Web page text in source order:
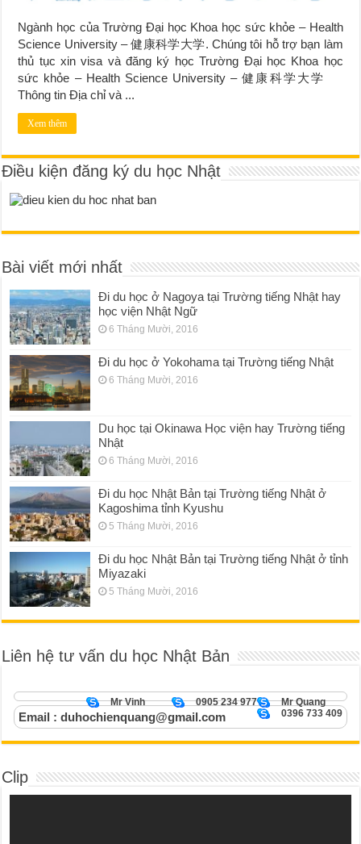
Ngành học của Trường Đại học Khoa học sức khỏe – Health
Science University – 健康科学大学. Chúng tôi hỗ trợ bạn làm
thủ tục xin visa và đăng ký học Trường Đại học Khoa học
sức khỏe – Health Science University – 健康科学大学
Thông tin Địa chỉ và ...
Xem thêm
Điều kiện đăng ký du học Nhật
Bài viết mới nhất
Đi du học ở Nagoya tại Trường tiếng Nhật hay
học viện Nhật Ngữ
6 Tháng Mười, 2016
Đi du học ở Yokohama tại Trường tiếng Nhật
6 Tháng Mười, 2016
Du học tại Okinawa Học viện hay Trường tiếng
Nhật
6 Tháng Mười, 2016
Đi du học Nhật Bản tại Trường tiếng Nhật ở
Kagoshima tỉnh Kyushu
5 Tháng Mười, 2016
Đi du học Nhật Bản tại Trường tiếng Nhật ở tỉnh
Miyazaki
5 Tháng Mười, 2016
Liên hệ tư vấn du học Nhật Bản
Mr Quang
0905 234 977
Mr Vinh
0396 733 409
Email : duhochienquang@gmail.com
Clip